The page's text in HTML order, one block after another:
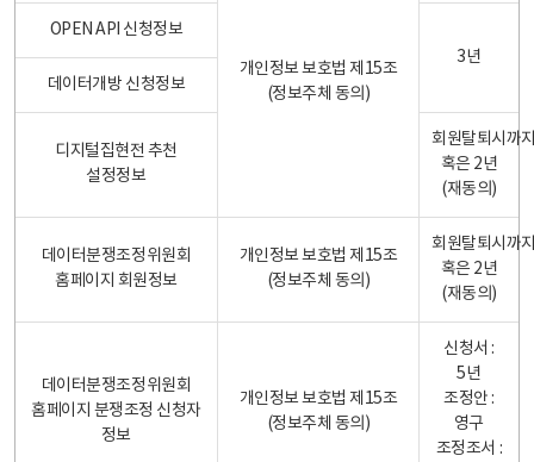
개인정보 보호법 제15조
(정보주체 동의)
OPEN API 신청정보
3년
데이터개방 신청정보
디지털집현전 추천
설정정보
회원탈퇴시까
혹은 2년
(재동의)
데이터분쟁조정위원회
홈페이지 회원정보
개인정보 보호법 제15조
(정보주체 동의)
회원탈퇴시까
혹은 2년
(재동의)
데이터분쟁조정위원회
홈페이지 분쟁조정 신청자
정보
개인정보 보호법 제15조
(정보주체 동의)
신청서 :
5년
조정안 :
영구
조정조서 :